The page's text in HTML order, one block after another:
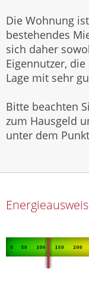
Die Wohnung
bestehendes
sich daher
Eigennutzer,
Lage mit sehr
Bitte beachten
zum Hausgeld
unter dem